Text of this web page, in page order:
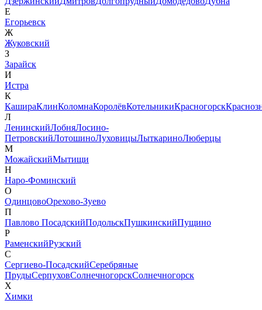
Е
Егорьевск
Ж
Жуковский
З
Зарайск
И
Истра
К
КашираКлинКоломнаКоролёвКотельникиКрасногорск
Л
ЛенинскийЛобняЛосино-
ПетровскийЛотошиноЛуховицыЛыткариноЛюберцы
М
МожайскийМытищи
Н
Наро-Фоминский
О
ОдинцовоОрехово-Зуево
П
Павлово ПосадскийПодольскПушкинскийПущино
Р
РаменскийРузский
С
Сергиево-ПосадскийСеребряные
ПрудыСерпуховСолнечногорскСолнечногорск
Х
Химки